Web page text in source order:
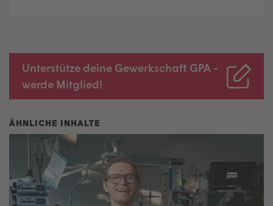
Unterstütze deine Gewerkschaft GPA -
werde Mitglied!